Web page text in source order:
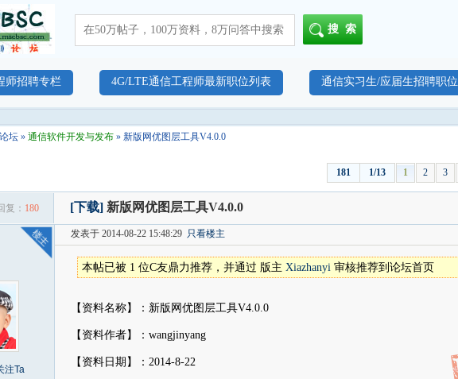
搜索
师招聘专栏 4G/LTE通信工程师最新职位列表 通信实习生/应届生招聘职位
坛 » 通信软件开发与发布 » 新版网优图层工具V4.0.0
181 1/13 1 2 3
复： 180 [下载] 新版网优图层工具V4.0.0
注Ta
发表于 2014-08-22 15:48:29 只看楼主
本帖已被 1 位C友鼎力推荐，并通过 版主 Xiazhanyi 审核推荐到论坛首页
【资料名称】：新版网优图层工具V4.0.0
【资料作者】：wangjinyang
【资料日期】：2014-8-22